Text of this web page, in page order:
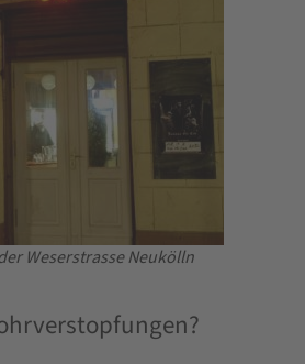
Weserstrasse Neukölln